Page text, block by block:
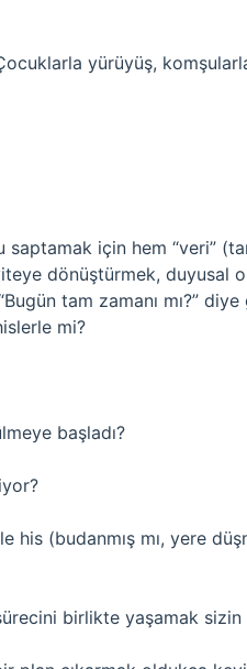
yürüyüş,
saptamak için hem “veri”
dönüştürmek, duyusal
tam zamanı mı?”
mi?
başladı?
(budanmış mı, yere
birlikte yaşamak